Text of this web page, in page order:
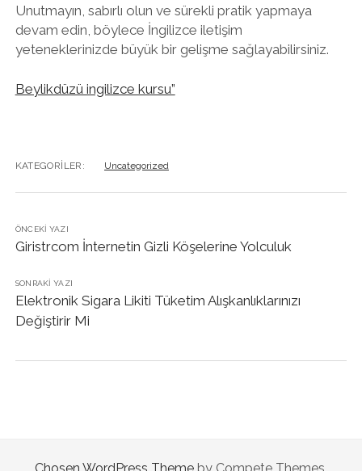
Unutmayın, sabırlı olun ve sürekli pratik yapmaya
devam edin, böylece İngilizce iletişim
yeteneklerinizde büyük bir gelişme sağlayabilirsiniz.
Beylikdüzü ingilizce kursu”
KATEGORILER: Uncategorized
ÖNCEKI YAZI
Giristrcom İnternetin Gizli Köşelerine Yolculuk
SONRAKI YAZI
Elektronik Sigara Likiti Tüketim Alışkanlıklarınızı
Değiştirir Mi
Chosen WordPress Theme by Compete Themes.